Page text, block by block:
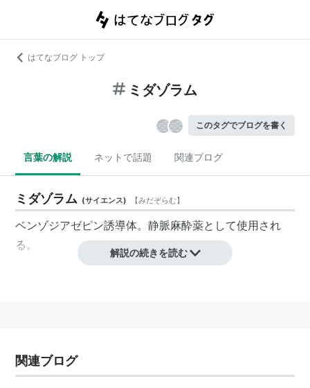
はてなブログ トップ
ミダゾラム
このタグでブログを書く
言葉の解説 ネットで話題 関連ブログ
ミダゾラム (サイエンス) 【みだぞらむ】
ベンゾジアゼピン誘導体。静脈麻酔薬として使用され
る。
解説の続きを読む
関連ブログ